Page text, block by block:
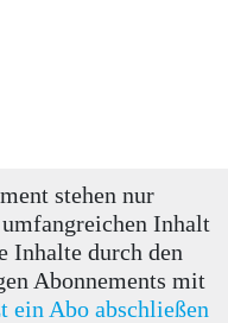
stehen nur
Inhalt
Inhalte durch den
Abonnements mit
ein Abo abschließen